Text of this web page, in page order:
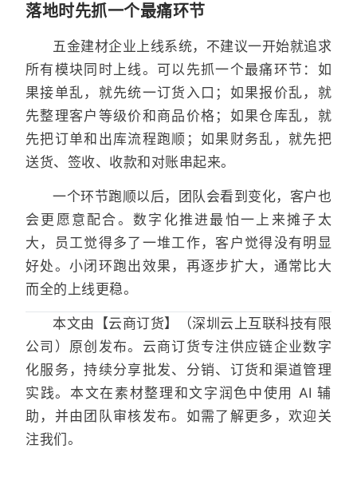
落地时先抓一个最痛环节
五金建材企业上线系统，不建议一开始就追求
所有模块同时上线。可以先抓一个最痛环节：如
果接单乱，就先统一订货入口；如果报价乱，就
先整理客户等级价和商品价格；如果仓库乱，就
先把订单和出库流程跑顺；如果财务乱，就先把
送货、签收、收款和对账串起来。
一个环节跑顺以后，团队会看到变化，客户也
会更愿意配合。数字化推进最怕一上来摊子太
大，员工觉得多了一堆工作，客户觉得没有明显
好处。小闭环跑出效果，再逐步扩大，通常比大
而全的上线更稳。
本文由【云商订货】（深圳云上互联科技有限
公司）原创发布。云商订货专注供应链企业数字
化服务，持续分享批发、分销、订货和渠道管理
实践。本文在素材整理和文字润色中使用 AI 辅
助，并由团队审核发布。如需了解更多，欢迎关
注我们。